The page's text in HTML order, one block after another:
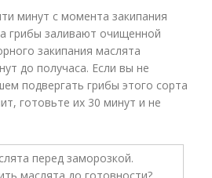
минут с момента закипания
грибы заливают очищенной
закипания маслята
до получаса. Если вы не
подвергать грибы этого сорта
готовьте их 30 минут и не